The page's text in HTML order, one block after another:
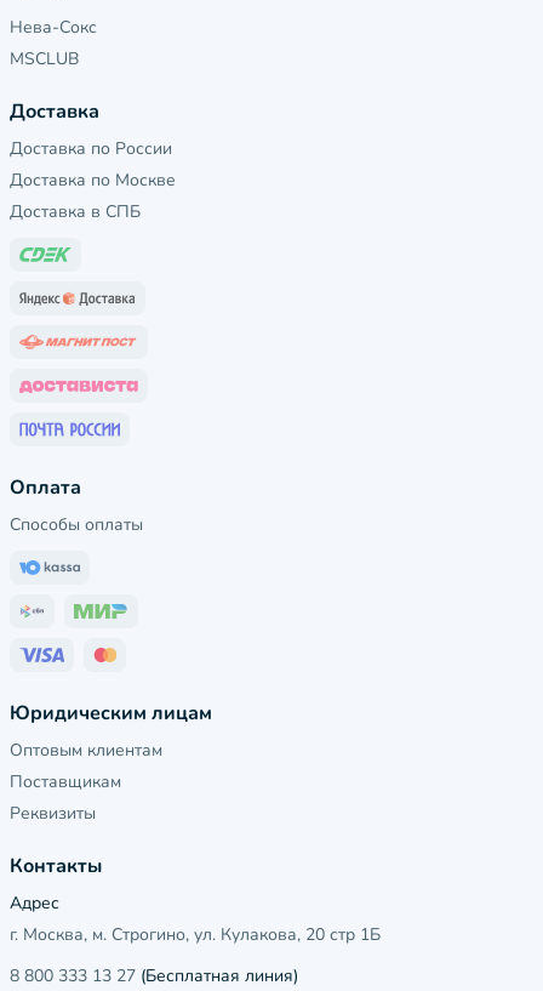
Нева-Сокс
MSCLUB
Доставка
Доставка по России
Доставка по Москве
Доставка в СПБ
Оплата
Способы оплаты
Юридическим лицам
Оптовым клиентам
Поставщикам
Реквизиты
Контакты
Адрес
г. Москва, м. Строгино, ул. Кулакова, 20 стр 1Б
8 800 333 13 27 (Бесплатная линия)